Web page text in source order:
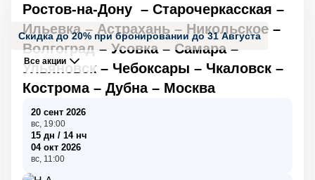
Скидка до 20% при бронировании до 31 Августа
Все акции
Ростов-на-Дону – Старочеркасская –
Ильевка– Астрахань – Никольское –
Волгоград – Усовка– Самара–
Ульяновск – Чебоксары – Чкаловск –
Кострома– Дубна– Москва
20 сент 2026
вс, 19:00
15 дн / 14 нч
04 окт 2026
вс, 11:00